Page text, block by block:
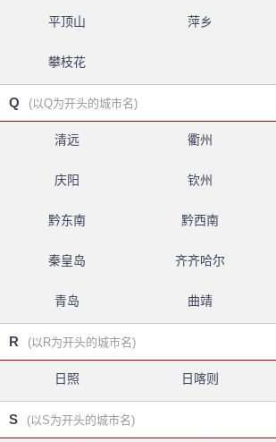
平顶山 萍乡
攀枝花
Q (以Q为开头的城市名)
清远 衢州
庆阳 钦州
黔东南 黔西南
秦皇岛 齐齐哈尔
青岛 曲靖
R (以R为开头的城市名)
日照 日喀则
S (以S为开头的城市名)